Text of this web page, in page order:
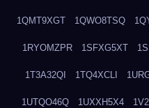
1QMT9XGT 1QWO8TSQ
1RYOMZPR 1SFXG5XT
1T3A32QI 1TQ4XCLI
1UTQO46Q 1UXXH5X4